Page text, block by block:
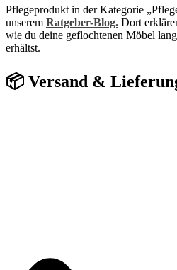
Pflegeprodukt in der Kategorie
unserem Ratgeber-Blog. Dort
wie du deine geflochtenen Möbel
erhältst.
📦 Versand &